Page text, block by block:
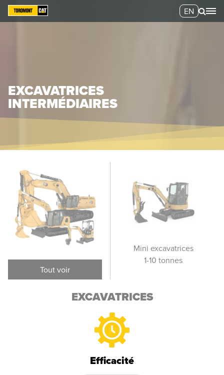
EN
EXCAVATRICES
INTERMÉDIAIRES
Tout voir
Excavatrices sur
pneus
Mini excavatrices
1-10 tonnes
EXCAVATRICES
Efficacité